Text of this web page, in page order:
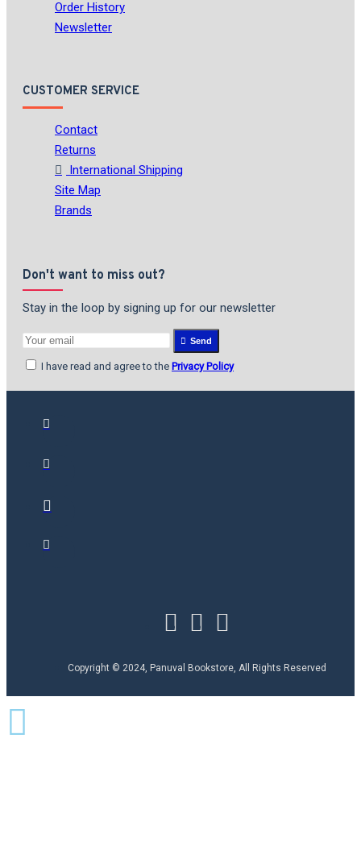
Order History
Newsletter
CUSTOMER SERVICE
Contact
Returns
International Shipping
Site Map
Brands
Don't want to miss out?
Stay in the loop by signing up for our newsletter
Send
I have read and agree to the Privacy Policy
Copyright © 2024, Panuval Bookstore, All Rights Reserved